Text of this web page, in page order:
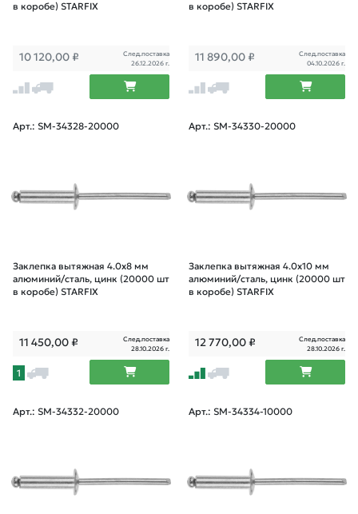
в коробе) STARFIX
10 120,00 ₽
След.поставка
26.12.2026 г.
в коробе) STARFIX
11 890,00 ₽
След.поставка
04.10.2026 г.
Арт.: SM-34328-20000
Заклепка вытяжная 4.0х8 мм
алюминий/сталь, цинк (20000 шт
в коробе) STARFIX
11 450,00₽
След.поставка
28.10.2026 г.
1
Арт.: SM-34330-20000
Заклепка вытяжная 4.0х10 мм
алюминий/сталь, цинк (20000 шт
в коробе) STARFIX
12 770,00₽
След.поставка
28.10.2026 г.
Арт.: SM-34332-20000 Арт.: SM-34334-10000